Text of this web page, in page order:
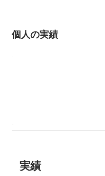
個人の実績
う。
実績